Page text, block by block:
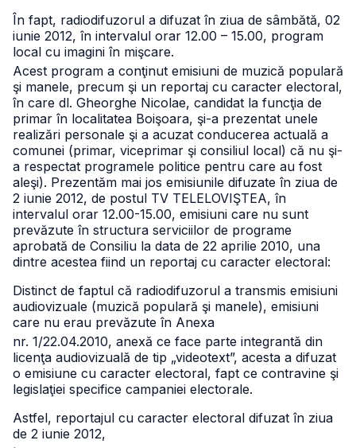
În fapt, radiodifuzorul a difuzat în ziua de sâmbătă, 02
iunie 2012, în intervalul orar 12.00 – 15.00, program
local cu imagini în mişcare.
Acest program a conţinut emisiuni de muzică populară
şi manele, precum şi un reportaj cu caracter electoral,
în care dl. Gheorghe Nicolae, candidat la funcţia de
primar în localitatea Boişoara, şi-a prezentat unele
realizări personale şi a acuzat conducerea actuală a
comunei (primar, viceprimar şi consiliul local) că nu şi-
a respectat programele politice pentru care au fost
aleşi). Prezentăm mai jos emisiunile difuzate în ziua de
2 iunie 2012, de postul TV TELELOVIŞTEA, în
intervalul orar 12.00-15.00, emisiuni care nu sunt
prevăzute în structura serviciilor de programe
aprobată de Consiliu la data de 22 aprilie 2010, una
dintre acestea fiind un reportaj cu caracter electoral:
Distinct de faptul că radiodifuzorul a transmis emisiuni
audiovizuale (muzică populară şi manele), emisiuni
care nu erau prevăzute în Anexa
nr. 1/22.04.2010, anexă ce face parte integrantă din
licenţa audiovizuală de tip „videotext”, acesta a difuzat
o emisiune cu caracter electoral, fapt ce contravine şi
legislaţiei specifice campaniei electorale.
Astfel, reportajul cu caracter electoral difuzat în ziua
de 2 iunie 2012,